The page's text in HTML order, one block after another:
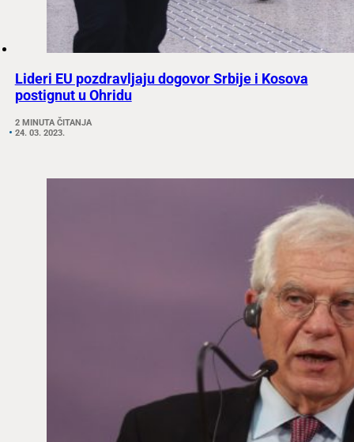
Lideri EU pozdravljaju dogovor Srbije i Kosova
postignut u Ohridu
2 MINUTA ČITANJA
24. 03. 2023.